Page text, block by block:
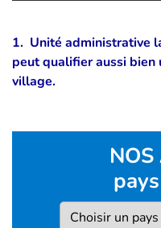
1. Unité administrative
peut qualifier aussi bien
village.
pays
Pays